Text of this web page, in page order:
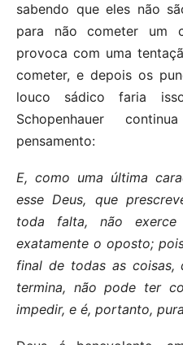
sabendo que eles não
para não cometer um
provoca com uma
cometer, e depois os
louco sádico faria
Schopenhauer
pensamento:
E, como uma última
esse Deus, que
toda falta, não
exatamente o oposto;
final de todas as coisas,
termina, não pode ter
impedir, e é, portanto,